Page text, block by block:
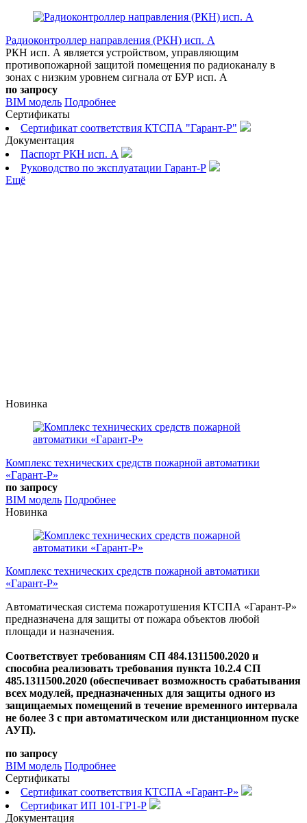
Радиоконтроллер направления (РКН) исп. А
РКН исп. А является устройством, управляющим
противопожарной защитой помещения по радиоканалу в
зонах с низким уровнем сигнала от БУР исп. А
по запросу
BIM модель Подробнее
Сертификаты
Сертификат соответствия КТСПА "Гарант-Р"
Документация
Паспорт РКН исп. А
Руководство по эксплуатации Гарант-Р
Ещё
Новинка
Комплекс технических средств пожарной автоматики
«Гарант-Р»
по запросу
BIM модель Подробнее
Новинка
Комплекс технических средств пожарной автоматики
«Гарант-Р»
Автоматическая система пожаротушения КТСПА «Гарант-Р»
предназначена для защиты от пожара объектов любой
площади и назначения.
Соответствует требованиям СП 484.1311500.2020 и
способна реализовать требования пункта 10.2.4 СП
485.1311500.2020 (обеспечивает возможность срабатывания
всех модулей, предназначенных для защиты одного из
защищаемых помещений в течение временного интервала
не более 3 с при автоматическом или дистанционном пуске
АУП).
по запросу
BIM модель Подробнее
Сертификаты
Сертификат соответствия КТСПА «Гарант-Р»
Сертификат ИП 101-ГР1-Р
Документация